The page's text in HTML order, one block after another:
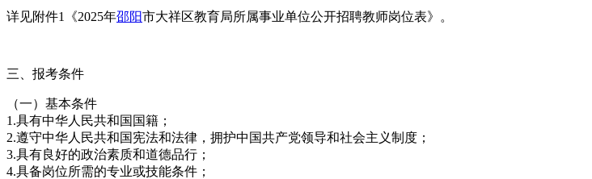
详见附件1《2025年邵阳市大祥区教育局所属事业单位公开招聘教师岗位表》。
三、报考条件
（一）基本条件
1.具有中华人民共和国国籍；
2.遵守中华人民共和国宪法和法律，拥护中国共产党领导和社会主义制度；
3.具有良好的政治素质和道德品行；
4.具备岗位所需的专业或技能条件；